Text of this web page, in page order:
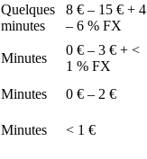
Quelques
minutes
8 € – 15 € + 4
– 6 % FX
Minutes
0 € – 3 € + <
1 % FX
Minutes 0 € – 2 €
Minutes < 1 €